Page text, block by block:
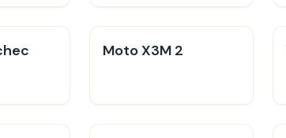
Moto X3M 2